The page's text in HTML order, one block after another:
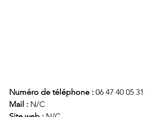
Numéro de téléphone : 06 47 40 05 31
Mail : N/C